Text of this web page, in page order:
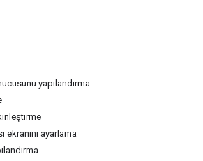
yapılandırma
ekranını ayarlama